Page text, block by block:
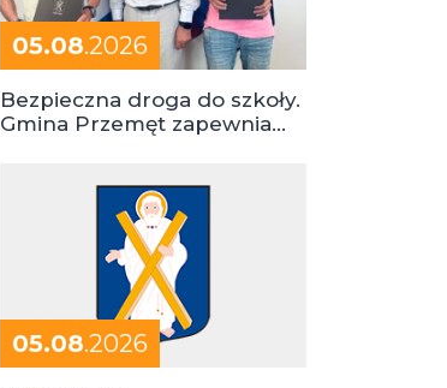
05.08.2026
Bezpieczna droga do szkoły.
Gmina Przemęt zapewnia
05.08.2026